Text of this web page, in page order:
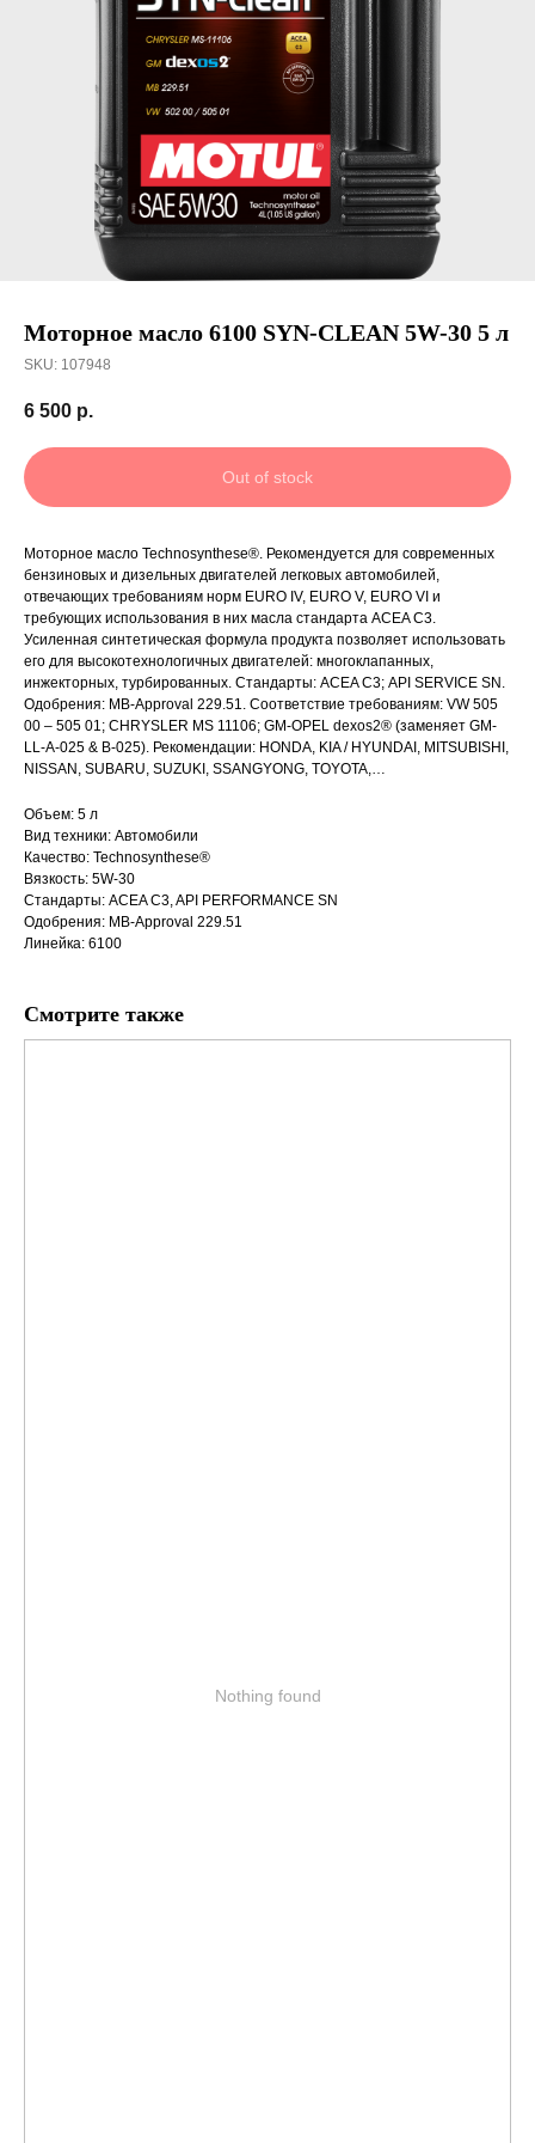
Получить скидку
Моторное масло 6100 SYN-CLEAN 5W-30 5 л
SKU: 107948
6 500 р.
Out of stock
Моторное масло Technosynthese®. Рекомендуется для современных
бензиновых и дизельных двигателей легковых автомобилей,
отвечающих требованиям норм EURO IV, EURO V, EURO VI и
требующих использования в них масла стандарта ACEA C3.
Усиленная синтетическая формула продукта позволяет использовать
его для высокотехнологичных двигателей: многоклапанных,
инжекторных, турбированных. Стандарты: ACEA С3; API SERVICE SN.
Одобрения: MB-Approval 229.51. Соответствие требованиям: VW 505
00 – 505 01; CHRYSLER MS 11106; GM-OPEL dexos2® (заменяет GM-
LL-A-025 & B-025). Рекомендации: HONDA, KIA / HYUNDAI, MITSUBISHI,
NISSAN, SUBARU, SUZUKI, SSANGYONG, TOYOTA,…
Объем: 5 л
Вид техники: Автомобили
Качество: Technosynthese®
Вязкость: 5W-30
Стандарты: ACEA C3, API PERFORMANCE SN
Одобрения: MB-Approval 229.51
Линейка: 6100
Смотрите также
Nothing found